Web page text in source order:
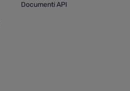
Documenti API